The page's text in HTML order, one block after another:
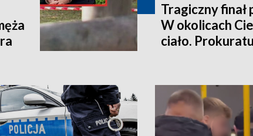
Tragiczny
W okolicach
ciało.